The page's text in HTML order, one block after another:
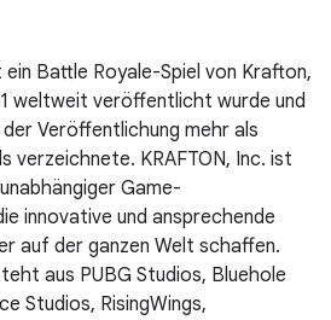
ein Battle Royale-Spiel von Krafton,
weltweit veröffentlicht wurde und
Veröffentlichung mehr als
verzeichnete. KRAFTON, Inc. ist
Game-
innovative und ansprechende
auf der ganzen Welt schaffen.
aus PUBG Studios, Bluehole
Studios, RisingWings,